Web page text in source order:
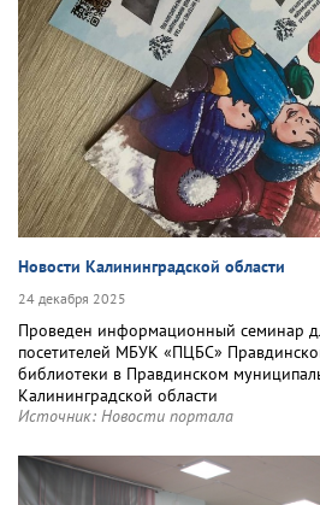
Новости Калининградской области
24 декабря 2025
Проведен информационный семинар
посетителей МБУК «ПЦБС»
библиотеки в Правдинском
Калининградской области
Источник: Новости портала